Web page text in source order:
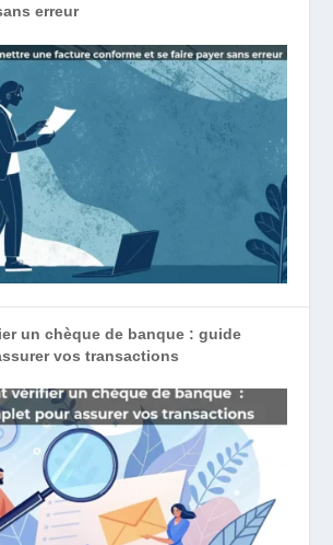
erreur
un chèque de banque : guide
vos transactions